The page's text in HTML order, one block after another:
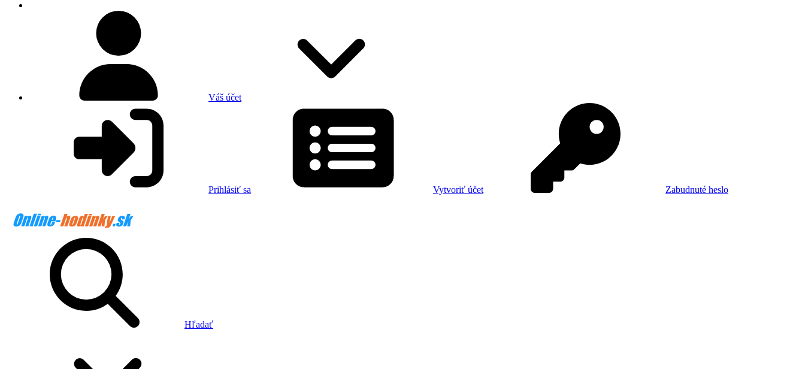
Váš účet
Prihlásiť sa Vytvoriť účet Zabudnuté heslo
Hľadať